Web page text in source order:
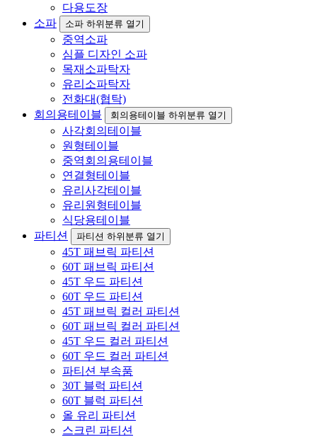
다용도장
소파
소파 하위분류 열기
중역소파
심플 디자인 소파
목재소파탁자
유리소파탁자
전화대(협탁)
회의용테이블
회의용테이블 하위분류 열기
사각회의테이블
원형테이블
중역회의용테이블
연결형테이블
유리사각테이블
유리원형테이블
식당용테이블
파티션
파티션 하위분류 열기
45T 패브릭 파티션
60T 패브릭 파티션
45T 우드 파티션
60T 우드 파티션
45T 패브릭 컬러 파티션
60T 패브릭 컬러 파티션
45T 우드 컬러 파티션
60T 우드 컬러 파티션
파티션 부속품
30T 블럭 파티션
60T 블럭 파티션
올 유리 파티션
스크린 파티션